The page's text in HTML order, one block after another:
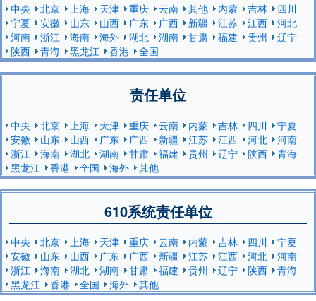
中央 北京 上海 天津 重庆 云南 其他 内蒙 吉林
四川
宁夏
安徽 山东 山西 广东 广西 新疆 江苏 江西
河北
河南
浙江 海南 海外 湖北 湖南 甘肃 福建 贵州
辽宁
陕西
青海 黑龙江 香港 全国
责任单位
中央 北京 上海 天津 重庆 云南 内蒙 吉林 四川
宁夏
安徽
山东 山西 广东 广西 新疆 江苏 江西 河北
河南
浙江
海南 湖北 湖南 甘肃 福建 贵州 辽宁 陕西
青海
黑龙江
香港 全国 海外 其他
610系统责任单位
中央 北京 上海 天津 重庆 云南 内蒙 吉林 四川
宁夏
安徽
山东 山西 广东 广西 新疆 江苏 江西 河北
河南
浙江
海南 湖北 湖南 甘肃 福建 贵州 辽宁 陕西
青海
黑龙江
香港 全国 海外 其他